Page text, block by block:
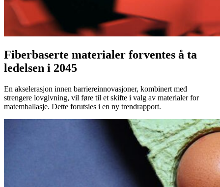
Fiberbaserte materialer forventes å ta
ledelsen i 2045
En akselerasjon innen barriereinnovasjoner, kombinert med
strengere lovgivning, vil føre til et skifte i valg av materialer for
matemballasje. Dette forutsies i en ny trendrapport.